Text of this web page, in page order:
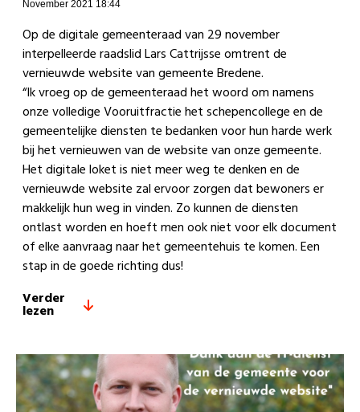
November 2021 18:44
Op de digitale gemeenteraad van 29 november
interpelleerde raadslid Lars Cattrijsse omtrent de
vernieuwde website van gemeente Bredene.
“Ik vroeg op de gemeenteraad het woord om namens
onze volledige Vooruitfractie het schepencollege en de
gemeentelijke diensten te bedanken voor hun harde werk
bij het vernieuwen van de website van onze gemeente.
Het digitale loket is niet meer weg te denken en de
vernieuwde website zal ervoor zorgen dat bewoners er
makkelijk hun weg in vinden. Zo kunnen de diensten
ontlast worden en hoeft men ook niet voor elk document
of elke aanvraag naar het gemeentehuis te komen. Een
stap in de goede richting dus!
Verder
lezen